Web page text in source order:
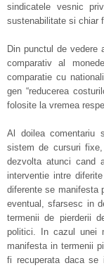
sindicatele vesnic
sustenabilitate si chiar
Din punctul de vedere
comparativ al
comparatie cu
gen “reducerea
folosite la vremea
Al doilea comentariu
sistem de cursuri
dezvolta atunci cand
interventie intre
diferente se manifesta
eventual, sfarsesc in
termenii de pierderii
politici. In cazul unei
manifesta in termenii
fi recuperata daca se